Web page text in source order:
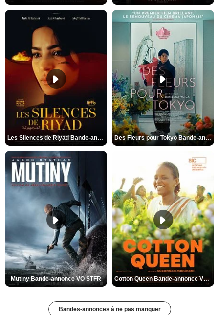
Les Silences de Riyad Bande-annonce VO STFR Des Fleurs pour Tokyo Bande-annonce VO STFR
Mutiny Bande-annonce VO STFR Cotton Queen Bande-annonce VO STFR
Bandes-annonces à ne pas manquer